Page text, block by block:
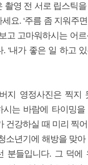
촬영 전 서로 립스틱
요. ‘주름 좀 지워주
고 고마워하시는 어
‘내가 좋은 일 하고
지 영정사진은 찍지
시는 바람에 타이밍
건강하실 때 미리 찍
소년기에 해방을 맞
분들입니다. 그 덕에